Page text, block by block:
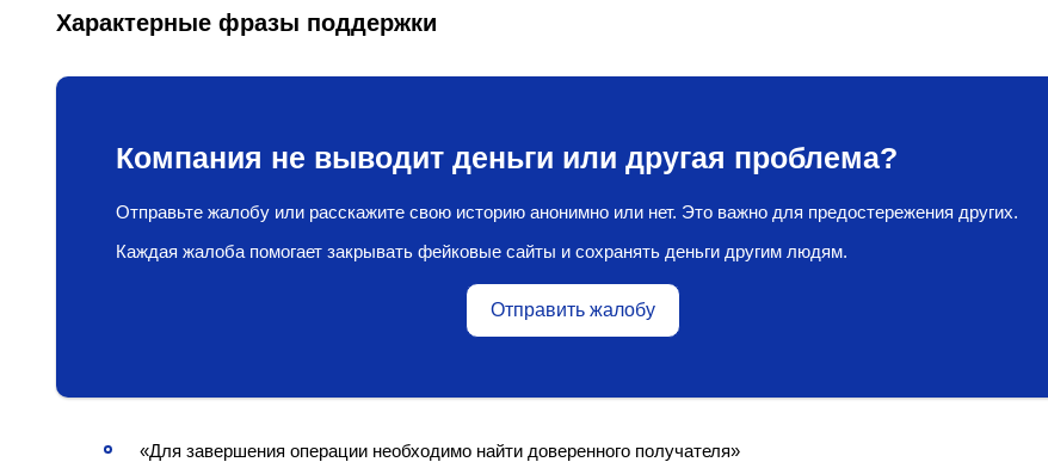
Характерные фразы поддержки
Компания не выводит деньги или другая проблема?
Отправьте жалобу или расскажите свою историю анонимно или нет. Это важно для предостережения других.
Каждая жалоба помогает закрывать фейковые сайты и сохранять деньги другим людям.
Отправить жалобу
«Для завершения операции необходимо найти доверенного получателя»